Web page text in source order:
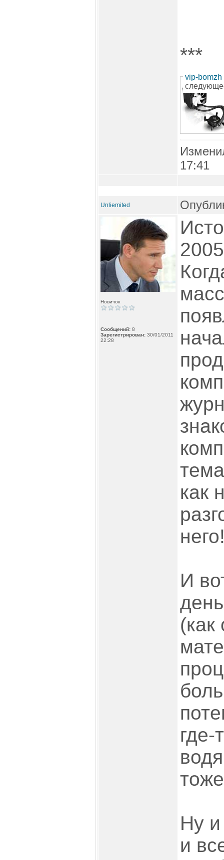
***
vip-bomzh
17:41
Unliemited
Новичок
Сообщений: 8
Зарегистрирован: 30/01/2011
22:28
как
И
(как
где-
Ну и
и